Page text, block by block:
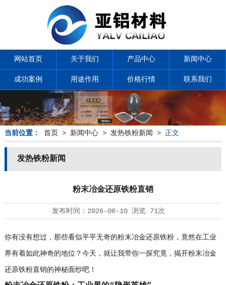
网站首页 关于我们 产品中心 新闻中心
成功案例 用途作用 价格行情 联系我们
当前位置： 首页 > 新闻中心> 发热铁粉新闻 > 正文
发热铁粉新闻
粉末冶金还原铁粉直销
发布时间： 2026-06-10浏览 71次
你有没有想过，那些看似平平无奇的粉末冶金还原铁粉，竟然在工业
界有着如此神奇的地位？今天，就让我带你一探究竟，揭开粉末冶金
还原铁粉直销的神秘面纱吧！